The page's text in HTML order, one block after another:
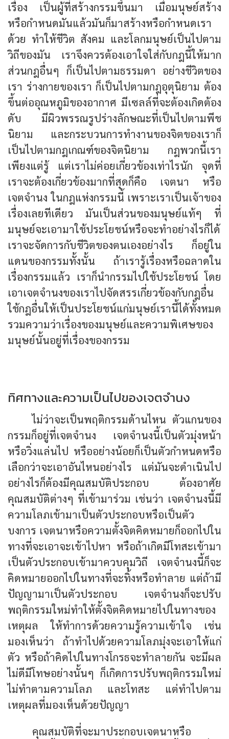
เรื่อง เป็นผู้ที่สร้างกรรมขึ้นมา เมื่อมนุษย์สร้าง
หรือกำหนดมันแล้วมันก็มาสร้างหรือกำหนดเรา
ด้วย ทำให้ชีวิต สังคม และโลกมนุษย์เป็นไปตาม
วิถีของมัน เราจึงควรต้องเอาใจใส่กับกฎนี้ให้มาก
ส่วนกฎอื่นๆ ก็เป็นไปตามธรรมดา อย่างชีวิตของ
เรา ร่างกายของเรา ก็เป็นไปตามกฎอุตุนิยาม ต้อง
ขึ้นต่ออุณหภูมิของอากาศ มีเซลล์ที่จะต้องเกิดต้อง
ดับ มีผิวพรรณรูปร่างลักษณะที่เป็นไปตามพีช
นิยาม และกระบวนการทำงานของจิตของเราก็
เป็นไปตามกฎเกณฑ์ของจิตนิยาม กฎพวกนี้เรา
เพียงแต่รู้ แต่เราไม่ค่อยเกี่ยวข้องเท่าไรนัก จุดที่
เราจะต้องเกี่ยวข้องมากที่สุดก็คือ เจตนา หรือ
เจตจำนง ในกฎแห่งกรรมนี้ เพราะเราเป็นเจ้าของ
เรื่องเลยทีเดียว มันเป็นส่วนของมนุษย์แท้ๆ ที่
มนุษย์จะเอามาใช้ประโยชน์หรือจะทำอย่างไรก็ได้
เราจะจัดการกับชีวิตของตนเองอย่างไร ก็อยู่ใน
แดนของกรรมทั้งนั้น ถ้าเรารู้เรื่องหรือฉลาดใน
เรื่องกรรมแล้ว เราก็นำกรรมไปใช้ประโยชน์ โดย
เอาเจตจำนงของเราไปจัดสรรเกี่ยวข้องกับกฎอื่น
ใช้กฎอื่นให้เป็นประโยชน์แก่มนุษย์เรานี้ได้ทั้งหมด
รวมความว่าเรื่องของมนุษย์และความพิเศษของ
มนุษย์นั้นอยู่ที่เรื่องของกรรม
ทิศทางและความเป็นไปของเจตจำนง
ไม่ว่าจะเป็นพฤติกรรมด้านไหน ตัวแกนของ
กรรมก็อยู่ที่เจตจำนง เจตจำนงนี้เป็นตัวมุ่งหน้า
หรือวิ่งแล่นไป หรืออย่างน้อยก็เป็นตัวกำหนดหรือ
เลือกว่าจะเอาอันไหนอย่างไร แต่มันจะดำเนินไป
อย่างไรก็ต้องมีคุณสมบัติประกอบ ต้องอาศัย
คุณสมบัติต่างๆ ที่เข้ามาร่วม เช่นว่า เจตจำนงนี้มี
ความโลภเข้ามาเป็นตัวประกอบหรือเป็นตัว
บงการ เจตนาหรือความตั้งจิตคิดหมายก็ออกไปใน
ทางที่จะเอาจะเข้าไปหา หรือถ้าเกิดมีโทสะเข้ามา
เป็นตัวประกอบเข้ามาควบคุมวิถี เจตจำนงนี้ก็จะ
คิดหมายออกไปในทางที่จะทิ้งหรือทำลาย แต่ถ้ามี
ปัญญามาเป็นตัวประกอบ เจตจำนงก็จะปรับ
พฤติกรรมใหม่ทำให้ตั้งจิตคิดหมายไปในทางของ
เหตุผล ให้ทำการด้วยความรู้ความเข้าใจ เช่น
มองเห็นว่า ถ้าทำไปด้วยความโลภมุ่งจะเอาให้แก่
ตัว หรือถ้าคิดไปในทางโกรธจะทำลายกัน จะมีผล
ไม่ดีมีโทษอย่างนั้นๆ ก็เกิดการปรับพฤติกรรมใหม่
ไม่ทำตามความโลภ และโทสะ แต่ทำไปตาม
เหตุผลที่มองเห็นด้วยปัญญา
คุณสมบัติที่จะมาประกอบเจตนาหรือ